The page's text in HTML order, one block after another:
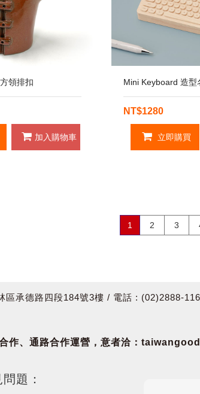
領排扣
加入購物車
Mini Keyboard 造型
NT$1280
立即購買
1 2 3
區承德路四段184號3樓 / 電話 : (02)2888-
作、通路合作運營，意者洽：
題：